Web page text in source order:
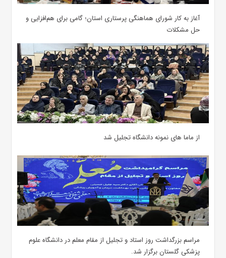
آغاز به کار شورای هماهنگی پرستاری استان؛ گامی برای هم‌افزایی و
حل مشکلات
از ماما های نمونه دانشگاه تجلیل شد
مراسم بزرگداشت روز استاد و تجلیل از مقام معلم در دانشگاه علوم
پزشکی گلستان برگزار شد.‌